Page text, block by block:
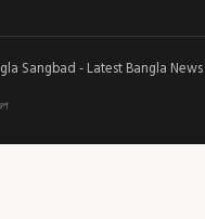
Sangbad - Latest Bangla News